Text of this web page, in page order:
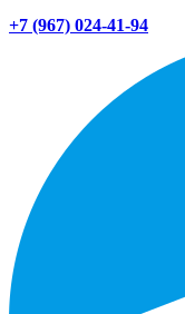
+7 (967) 024-41-94